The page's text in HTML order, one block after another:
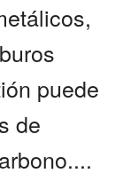
puede
de